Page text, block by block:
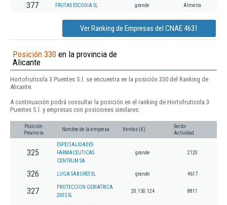
377 FRUTAS ESCODIA SL grande Almería
Ver Ranking de Empresas del CNAE 4631
Posición 330 en la provincia de
Alicante
Hortofruticola 3 Puentes S.l. se encuentra en la posición 330 del Ranking de
Alicante.
A continuación podrá consultar la posición en el ranking de Hortofruticola 3
Puentes S.l. y empresas con posiciones similares:
Posición
Provincia
Nombre de la empresa Ventas (€)
Sector
Actividad
325
ESPECIALIDADES
FARMACEUTICAS
CENTRUM SA
grande 2120
326 LUGA SABORES SL grande 4617
327
PROTECCION GERIATRICA
2005 SL
20.150.124 8811